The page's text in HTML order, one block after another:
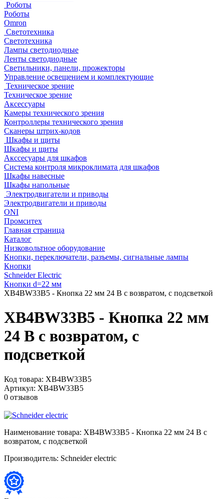
Роботы
Роботы
Omron
Светотехника
Светотехника
Лампы светодиодные
Ленты светодиодные
Светильники, панели, прожекторы
Управление освещением и комплектующие
Техническое зрение
Техническое зрение
Аксессуары
Камеры технического зрения
Контроллеры технического зрения
Сканеры штрих-кодов
Шкафы и щиты
Шкафы и щиты
Акссесуары для шкафов
Система контроля микроклимата для шкафов
Шкафы навесные
Шкафы напольные
Электродвигатели и приводы
Электродвигатели и приводы
ONI
Промситех
Главная страница
Каталог
Низковольтное оборудование
Кнопки, переключатели, разъемы, сигнальные лампы
Кнопки
Schneider Electric
Кнопки d=22 мм
XB4BW33B5 - Кнопка 22 мм 24 В с возвратом, с подсветкой
XB4BW33B5 - Кнопка 22 мм
24 В с возвратом, с
подсветкой
Код товара: XB4BW33B5
Артикул: XB4BW33B5
0 отзывов
Наименование товара: XB4BW33B5 - Кнопка 22 мм 24 В с
возвратом, с подсветкой
Производитель: Schneider electric